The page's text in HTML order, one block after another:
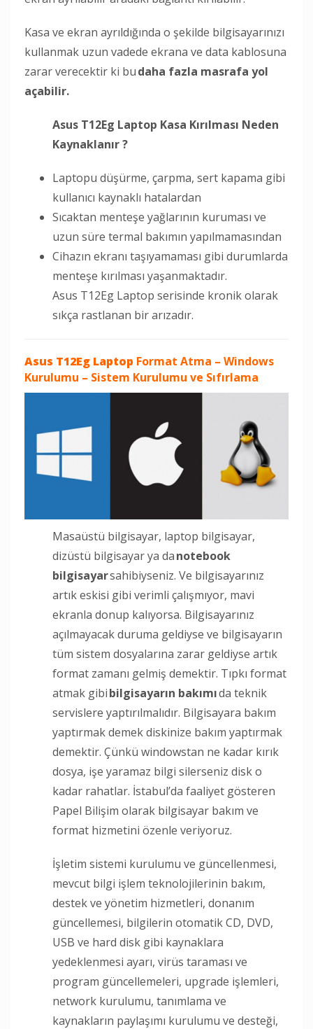
Kasa ve ekran ayrıldığında o şekilde bilgisayarınızı
kullanmak uzun vadede ekrana ve data kablosuna
zarar verecektir ki budaha fazla masrafa yol
açabilir.
Asus T12Eg Laptop Kasa Kırılması Neden
Kaynaklanır ?
Laptopu düşürme, çarpma, sert kapama gibi
kullanıcı kaynaklı hatalardan
Sıcaktan menteşe yağlarının kuruması ve
uzun süre termal bakımın yapılmamasından
Cihazın ekranı taşıyamaması gibi durumlarda
menteşe kırılması yaşanmaktadır.
Asus T12Eg Laptop serisinde kronik olarak
sıkça rastlanan bir arızadır.
Asus T12Eg Laptop Format Atma – Windows
Kurulumu – Sistem Kurulumu ve Sıfırlama
Masaüstü bilgisayar, laptop bilgisayar,
dizüstü bilgisayar ya danotebook
bilgisayarsahibiyseniz. Ve bilgisayarınız
artık eskisi gibi verimli çalışmıyor, mavi
ekranla donup kalıyorsa. Bilgisayarınız
açılmayacak duruma geldiyse ve bilgisayarın
tüm sistem dosyalarına zarar geldiyse artık
format zamanı gelmiş demektir. Tıpkı format
atmak gibibilgisayarın bakımıda teknik
servislere yaptırılmalıdır. Bilgisayara bakım
yaptırmak demek diskinize bakım yaptırmak
demektir. Çünkü windowstan ne kadar kırık
dosya, işe yaramaz bilgi silerseniz disk o
kadar rahatlar. İstabul’da faaliyet gösteren
Papel Bilişim olarak bilgisayar bakım ve
format hizmetini özenle veriyoruz.
İşletim sistemi kurulumu ve güncellenmesi,
mevcut bilgi işlem teknolojilerinin bakım,
destek ve yönetim hizmetleri, donanım
güncellemesi, bilgilerin otomatik CD, DVD,
USB ve hard disk gibi kaynaklara
yedeklenmesi ayarı, virüs taraması ve
program güncellemeleri, upgrade işlemleri,
network kurulumu, tanımlama ve
kaynakların paylaşımı kurulumu ve desteği,